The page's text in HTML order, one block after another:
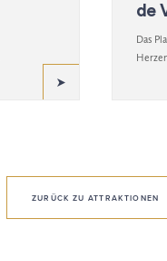
de
Das
ZURÜCK ZU ATTRAKTIONEN